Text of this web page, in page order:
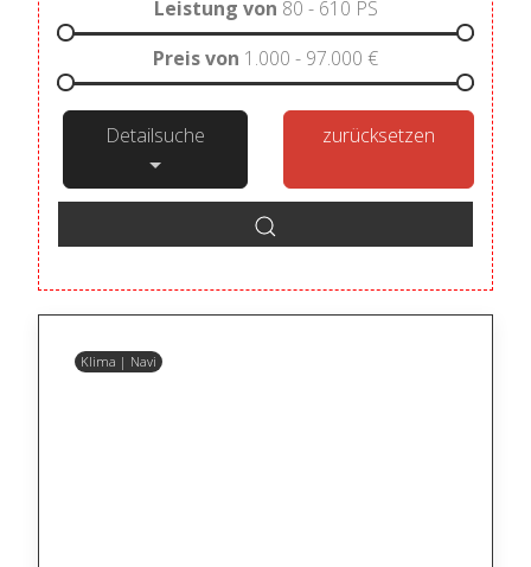
Leistung von 80 - 610 PS
Preis von 1.000 - 97.000 €
Detailsuche zurücksetzen
Klima | Navi